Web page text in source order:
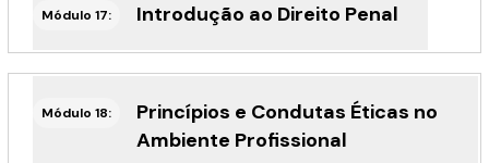
Módulo 17: Introdução ao Direito Penal
Módulo 18:
Princípios e Condutas Éticas no
Ambiente Profissional